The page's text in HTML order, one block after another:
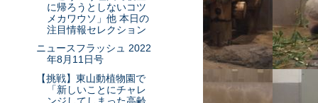
に帰ろうとしないコツ
メカワウソ」他 本日の
注目情報セレクション
ニュースフラッシュ 2022
年8月11日号
【挑戦】東山動植物園で
「新しいことにチャレ
ンジしてしまった高齢